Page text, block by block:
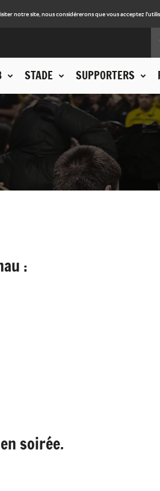
notre site, nous considérerons que vous acceptez
STADE SUPPORTERS
:
soirée.